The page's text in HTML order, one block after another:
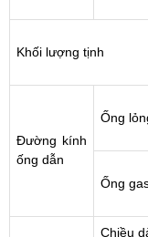
Khối lượng tịnh
Đường kính
ống dẫn
Ống
Ống
Chiều